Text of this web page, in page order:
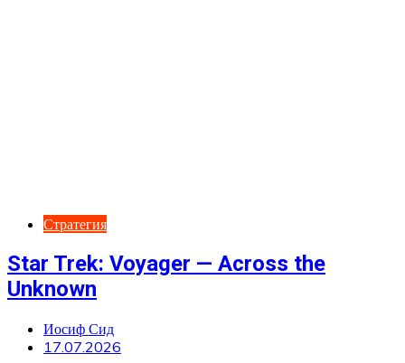
Стратегия
Star Trek: Voyager — Across the
Unknown
Иосиф Сид
17.07.2026